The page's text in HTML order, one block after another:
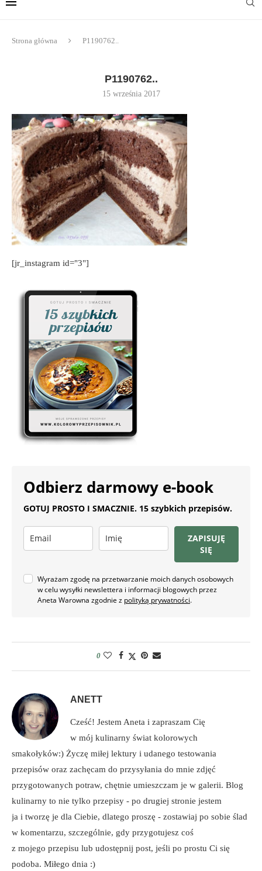
Strona główna P1190762..
P1190762..
15 września 2017
[jr_instagram id="3"]
Odbierz darmowy e-book
GOTUJ PROSTO I SMACZNIE. 15 szybkich przepisów.
ZAPISUJĘ
SIĘ
Wyrażam zgodę na przetwarzanie moich danych osobowych
w celu wysyłki newslettera i informacji blogowych przez
Aneta Warowna zgodnie z polityką prywatności.
0
ANETT
Cześć! Jestem Aneta i zapraszam Cię
w mój kulinarny świat kolorowych
smakołyków:) Życzę miłej lektury i udanego testowania
przepisów oraz zachęcam do przysyłania do mnie zdjęć
przygotowanych potraw, chętnie umieszczam je w galerii. Blog
kulinarny to nie tylko przepisy - po drugiej stronie jestem
ja i tworzę je dla Ciebie, dlatego proszę - zostawiaj po sobie ślad
w komentarzu, szczególnie, gdy przygotujesz coś
z mojego przepisu lub udostępnij post, jeśli po prostu Ci się
podoba. Miłego dnia :)